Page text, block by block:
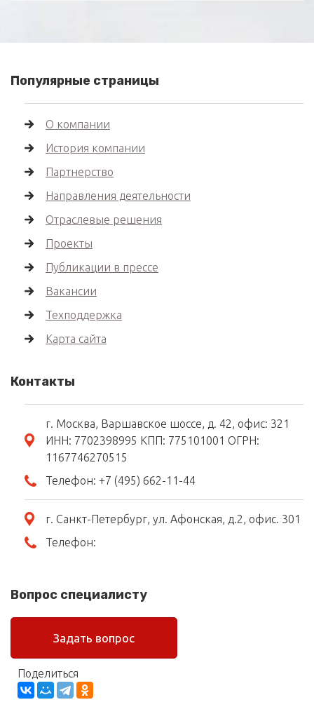
Популярные страницы
О компании
История компании
Партнерство
Направления деятельности
Отраслевые решения
Проекты
Публикации в прессе
Вакансии
Техподдержка
Карта сайта
Контакты
г. Москва, Варшавское шоссе, д. 42, офис: 321
ИНН: 7702398995 КПП: 775101001 ОГРН:
1167746270515
Телефон: +7 (495) 662-11-44
г. Санкт-Петербург, ул. Афонская, д.2, офис. 301
Телефон:
Вопрос специалисту
Задать вопрос
Поделиться